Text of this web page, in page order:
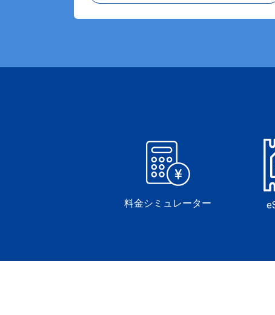
料金シミュレーター